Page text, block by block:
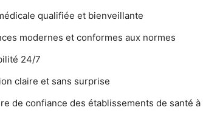
qualifiée et bienveillante
modernes et conformes aux normes
24/7
claire et sans surprise
de confiance des établissements de santé à